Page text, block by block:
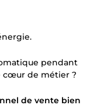
pendant
cœur de métier ?
de vente bien